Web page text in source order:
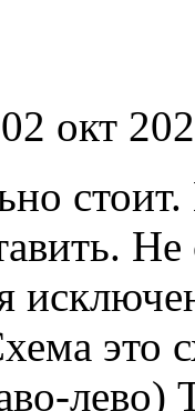
02 окт
это
лево)